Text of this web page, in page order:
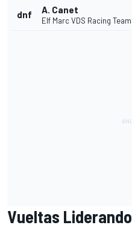
dnf A. Canet
Elf Marc VDS Racing Team
Vueltas Liderando